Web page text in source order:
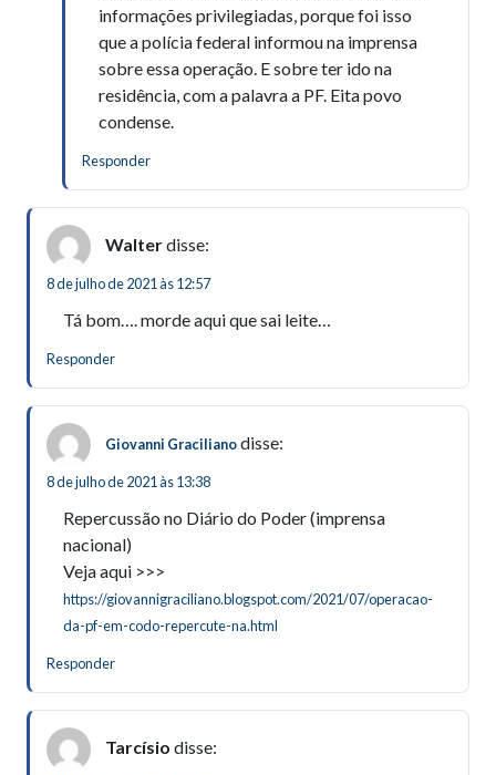
informações privilegiadas, porque foi isso
que a polícia federal informou na imprensa
sobre essa operação. E sobre ter ido na
residência, com a palavra a PF. Eita povo
condense.
Responder
Walterdisse:
8 de julho de 2021 às 12:57
Tá bom…. morde aqui que sai leite…
Responder
Giovanni Gracilianodisse:
8 de julho de 2021 às 13:38
Repercussão no Diário do Poder (imprensa
nacional)
Veja aqui >>>
https://giovannigraciliano.blogspot.com/2021/07/operacao-
da-pf-em-codo-repercute-na.html
Responder
Tarcísio disse: